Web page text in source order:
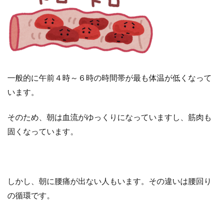
一般的に午前４時～６時の時間帯が最も体温が低くなって
います。
そのため、朝は血流がゆっくりになっていますし、筋肉も
固くなっています。
しかし、朝に腰痛が出ない人もいます。その違いは腰回り
の循環です。